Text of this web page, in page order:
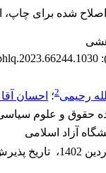
شده برای چاپ،
رحیمی2؛ احسان
حقوق و علوم سیاسی
آزاد اسلامی
، تاریخ